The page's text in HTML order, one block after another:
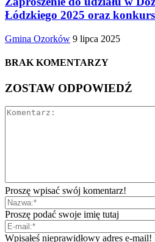
Łódzkiego 2025 oraz
Gmina Ozorków 9 lipca 2025
BRAK KOMENTARZY
ZOSTAW ODPOWIEDŹ
Proszę wpisać swój komentarz!
Proszę podać swoje imię tutaj
Wpisałeś nieprawidłowy adres e-mail!